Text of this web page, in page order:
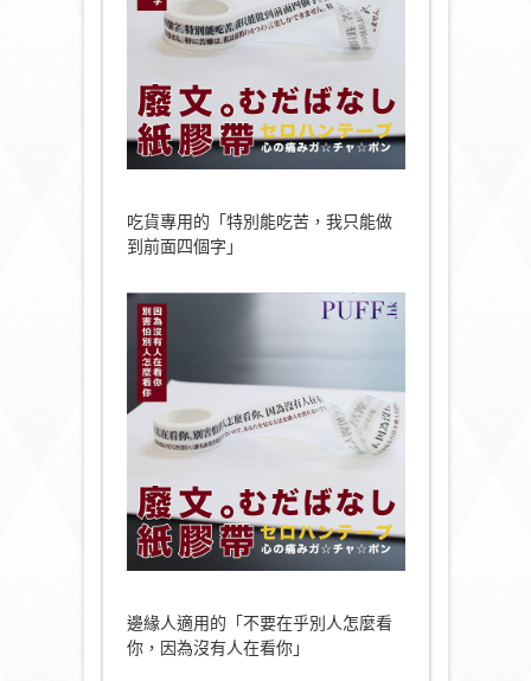
吃貨專用的「特別能吃苦，我只能做
到前面四個字」
邊緣人適用的「不要在乎別人怎麼看
你，因為沒有人在看你」